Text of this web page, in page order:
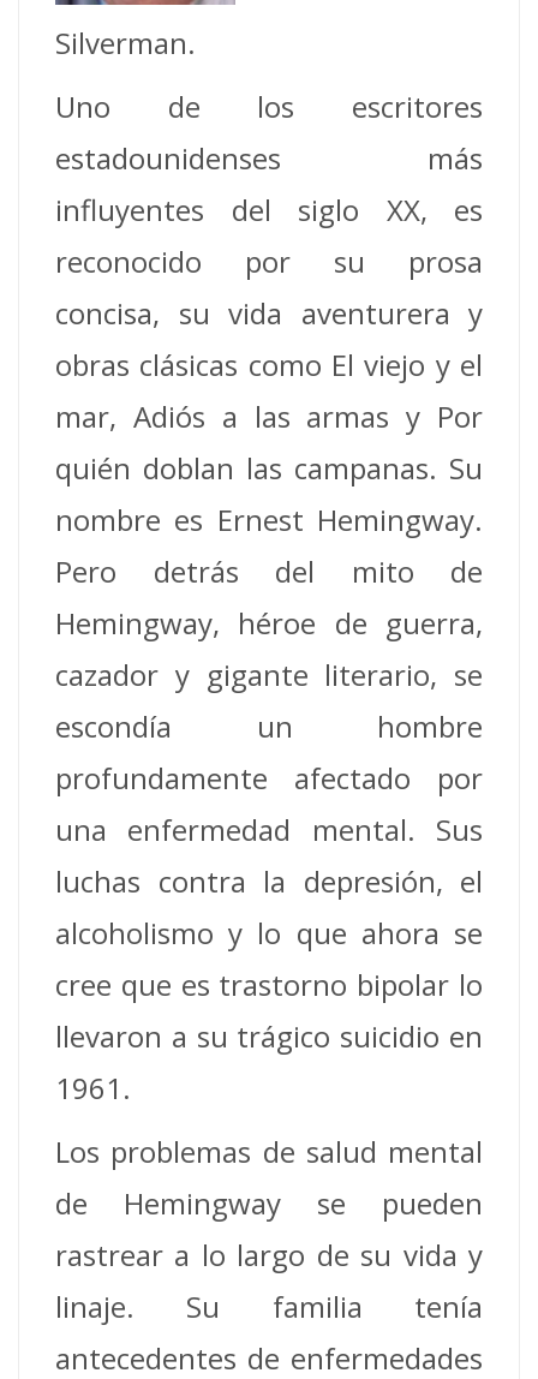
Silverman.
Uno de los escritores
estadounidenses más
influyentes del siglo XX, es
reconocido por su prosa
concisa, su vida aventurera y
obras clásicas como El viejo y el
mar, Adiós a las armas y Por
quién doblan las campanas. Su
nombre es Ernest Hemingway.
Pero detrás del mito de
Hemingway, héroe de guerra,
cazador y gigante literario, se
escondía un hombre
profundamente afectado por
una enfermedad mental. Sus
luchas contra la depresión, el
alcoholismo y lo que ahora se
cree que es trastorno bipolar lo
llevaron a su trágico suicidio en
1961.
Los problemas de salud mental
de Hemingway se pueden
rastrear a lo largo de su vida y
linaje. Su familia tenía
antecedentes de enfermedades